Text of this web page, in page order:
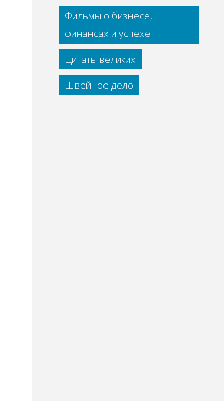
Фильмы о бизнесе,
финансах и успехе
Цитаты великих
Швейное дело